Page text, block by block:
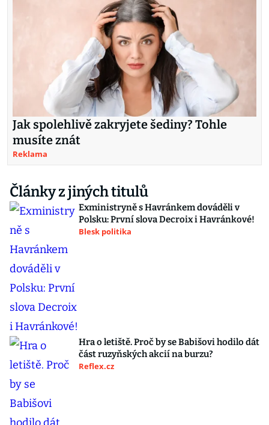
Jak spolehlivě zakryjete šediny? Tohle
musíte znát
Reklama
Články z jiných titulů
Exministryně s Havránkem dováděli v
Polsku: První slova Decroix i Havránkové!
Blesk politika
Hra o letiště. Proč by se Babišovi hodilo dát
část ruzyňských akcií na burzu?
Reflex.cz